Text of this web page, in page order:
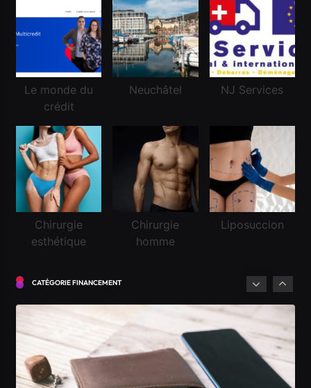
Le monde du
crédit
Neuchâtel NJ Services
Chirurgie
esthétique
Chirurgie
homme
Liposuccion
CATÉGORIE FINANCEMENT
Suisse